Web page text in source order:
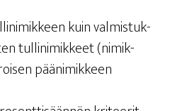
kuin val­mis­tuk­
tul­li­ni­mik­keet (nimik­
pää­ni­mik­keen